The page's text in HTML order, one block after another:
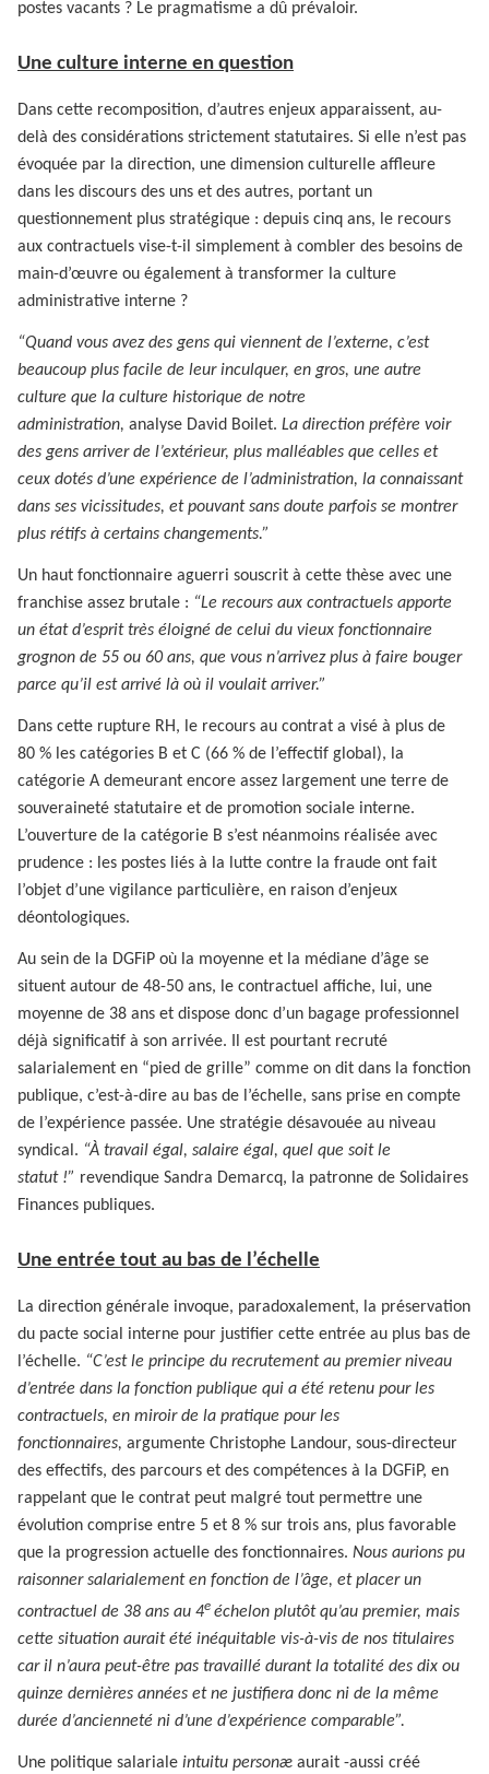
postes vacants ? Le pragmatisme a dû prévaloir.
Une culture interne en question
Dans cette recomposition, d’autres enjeux apparaissent, au-
delà des considérations strictement statutaires. Si elle n’est pas
évoquée par la direction, une dimension culturelle affleure
dans les discours des uns et des autres, portant un
questionnement plus stratégique : depuis cinq ans, le recours
aux contractuels vise-t-il simplement à combler des besoins de
main-d’œuvre ou également à transformer la culture
administrative interne ?
“Quand vous avez des gens qui viennent de l’externe, c’est
beaucoup plus facile de leur inculquer, en gros, une autre
culture que la culture historique de notre
administration, analyse David Boilet. La direction préfère voir
des gens arriver de l’extérieur, plus malléables que celles et
ceux dotés d’une expérience de l’administration, la connaissant
dans ses vicissitudes, et pouvant sans doute parfois se montrer
plus rétifs à certains changements.”
Un haut fonctionnaire aguerri souscrit à cette thèse avec une
franchise assez brutale : “Le recours aux contractuels apporte
un état d’esprit très éloigné de celui du vieux fonctionnaire
grognon de 55 ou 60 ans, que vous n’arrivez plus à faire bouger
parce qu’il est arrivé là où il voulait arriver.”
Dans cette rupture RH, le recours au contrat a visé à plus de
80 % les catégories B et C (66 % de l’effectif global), la
catégorie A demeurant encore assez largement une terre de
souveraineté statutaire et de promotion sociale interne.
L’ouverture de la catégorie B s’est néanmoins réalisée avec
prudence : les postes liés à la lutte contre la fraude ont fait
l’objet d’une vigilance particulière, en raison d’enjeux
déontologiques.
Au sein de la DGFiP où la moyenne et la médiane d’âge se
situent autour de 48-50 ans, le contractuel affiche, lui, une
moyenne de 38 ans et dispose donc d’un bagage professionnel
déjà significatif à son arrivée. Il est pourtant recruté
salarialement en “pied de grille” comme on dit dans la fonction
publique, c’est-à-dire au bas de l’échelle, sans prise en compte
de l’expérience passée. Une stratégie désavouée au niveau
syndical. “À travail égal, salaire égal, quel que soit le
statut !” revendique Sandra Demarcq, la patronne de Solidaires
Finances publiques.
Une entrée tout au bas de l’échelle
La direction générale invoque, paradoxalement, la préservation
du pacte social interne pour justifier cette entrée au plus bas de
l’échelle. “C’est le principe du recrutement au premier niveau
d’entrée dans la fonction publique qui a été retenu pour les
contractuels, en miroir de la pratique pour les
fonctionnaires, argumente Christophe Landour, sous-directeur
des effectifs, des parcours et des compétences à la DGFiP, en
rappelant que le contrat peut malgré tout permettre une
évolution comprise entre 5 et 8 % sur trois ans, plus favorable
que la progression actuelle des fonctionnaires. Nous aurions pu
raisonner salarialement en fonction de l’âge, et placer un
contractuel de 38 ans au 4e échelon plutôt qu’au premier, mais
cette situation aurait été inéquitable vis-à-vis de nos titulaires
car il n’aura peut-être pas travaillé durant la totalité des dix ou
quinze dernières années et ne justifiera donc ni de la même
durée d’ancienneté ni d’une d’expérience comparable”.
Une politique salariale intuitu personæ aurait -aussi créé